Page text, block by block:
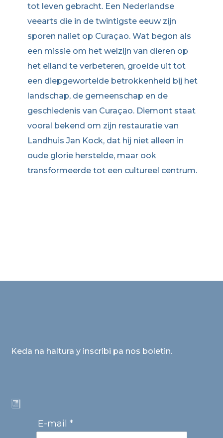
tot leven gebracht. Een Nederlandse
veearts die in de twintigste eeuw zijn
sporen naliet op Curaçao. Wat begon als
een missie om het welzijn van dieren op
het eiland te verbeteren, groeide uit tot
een diepgewortelde betrokkenheid bij het
landschap, de gemeenschap en de
geschiedenis van Curaçao. Diemont staat
vooral bekend om zijn restauratie van
Landhuis Jan Kock, dat hij niet alleen in
oude glorie herstelde, maar ook
transformeerde tot een cultureel centrum.
Keda na haltura y inscribi pa nos boletin.
E-mail *